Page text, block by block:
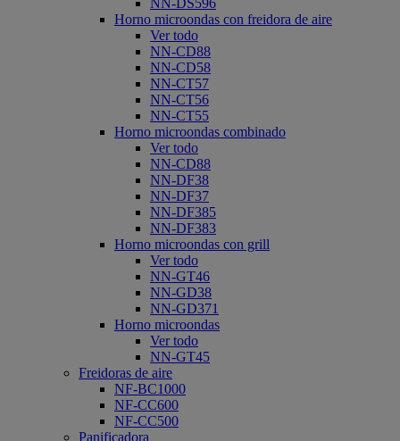
NN-DS596
Horno microondas con freidora de aire
Ver todo
NN-CD88
NN-CD58
NN-CT57
NN-CT56
NN-CT55
Horno microondas combinado
Ver todo
NN-CD88
NN-DF38
NN-DF37
NN-DF385
NN-DF383
Horno microondas con grill
Ver todo
NN-GT46
NN-GD38
NN-GD371
Horno microondas
Ver todo
NN-GT45
Freidoras de aire
NF-BC1000
NF-CC600
NF-CC500
Panificadora